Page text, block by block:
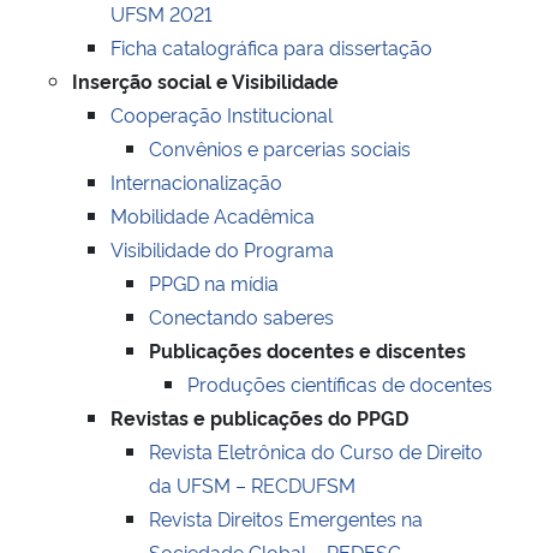
UFSM 2021
Ficha catalográfica para dissertação
Inserção social e Visibilidade
Cooperação Institucional
Convênios e parcerias sociais
Internacionalização
Mobilidade Acadêmica
Visibilidade do Programa
PPGD na mídia
Conectando saberes
Publicações docentes e discentes
Produções científicas de docentes
Revistas e publicações do PPGD
Revista Eletrônica do Curso de Direito
da UFSM – RECDUFSM
Revista Direitos Emergentes na